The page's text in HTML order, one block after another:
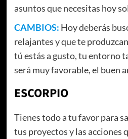
asuntos que necesitas hoy
CAMBIOS: Hoy deberás
relajantes y que te
tú estás a gusto, tu entorno
será muy favorable, el buen
ESCORPIO
Tienes todo a tu favor para
tus proyectos y las acciones